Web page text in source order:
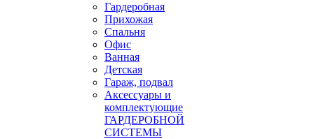
Гардеробная
Прихожая
Спальня
Офис
Ванная
Детская
Гараж, подвал
Аксессуары и
комплектующие
ГАРДЕРОБНОЙ
СИСТЕМЫ